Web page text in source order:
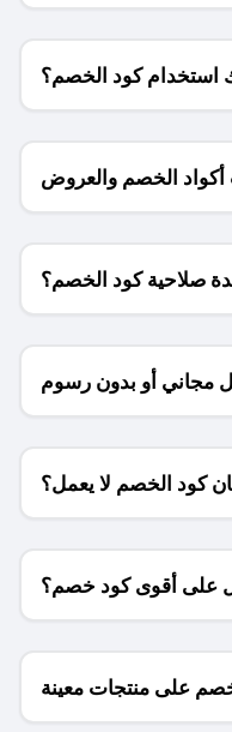
استخدام كود الخصم؟
الخصم والعروض
للمتاجر؟
صلاحية كود الخصم؟
أو بدون رسوم
الشحن ؟
كود الخصم لا يعمل؟
على أقوى كود خصم؟
على منتجات معينة
فقط؟